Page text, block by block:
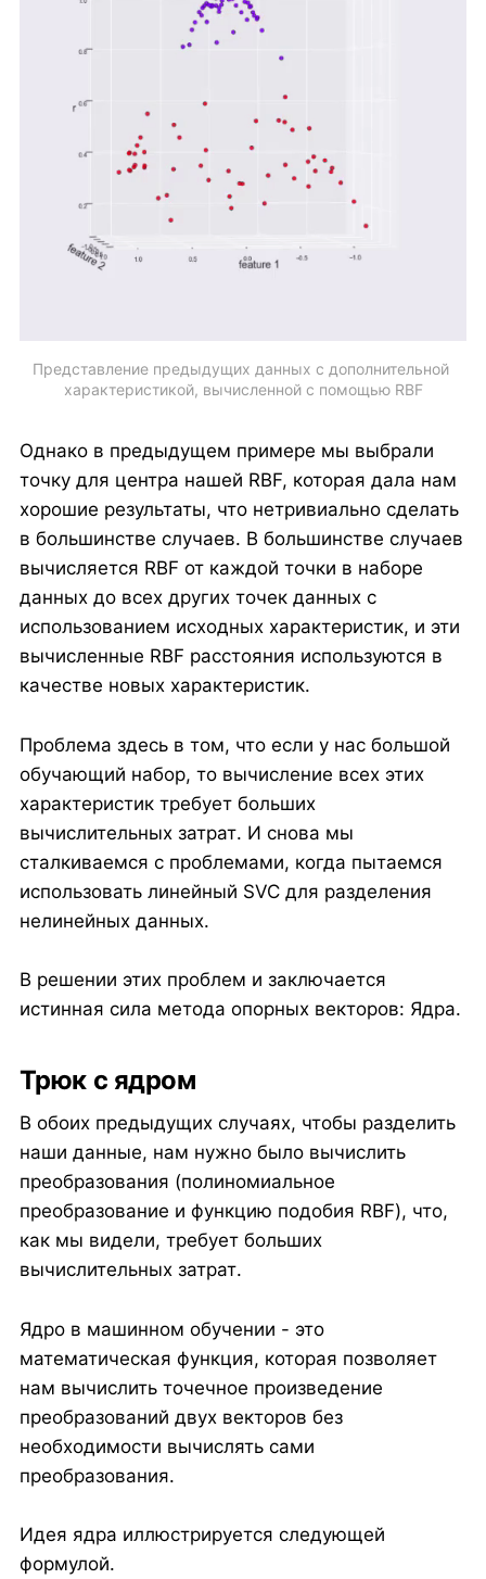
Представление предыдущих данных с дополнительной
характеристикой, вычисленной с помощью RBF
Однако в предыдущем примере мы выбрали
точку для центра нашей RBF, которая дала нам
хорошие результаты, что нетривиально сделать
в большинстве случаев. В большинстве случаев
вычисляется RBF от каждой точки в наборе
данных до всех других точек данных с
использованием исходных характеристик, и эти
вычисленные RBF расстояния используются в
качестве новых характеристик.
Проблема здесь в том, что если у нас большой
обучающий набор, то вычисление всех этих
характеристик требует больших
вычислительных затрат. И снова мы
сталкиваемся с проблемами, когда пытаемся
использовать линейный SVC для разделения
нелинейных данных.
В решении этих проблем и заключается
истинная сила метода опорных векторов: Ядра.
Трюк с ядром
В обоих предыдущих случаях, чтобы разделить
наши данные, нам нужно было вычислить
преобразования (полиномиальное
преобразование и функцию подобия RBF), что,
как мы видели, требует больших
вычислительных затрат.
Ядро в машинном обучении - это
математическая функция, которая позволяет
нам вычислить точечное произведение
преобразований двух векторов без
необходимости вычислять сами
преобразования.
Идея ядра иллюстрируется следующей
формулой.